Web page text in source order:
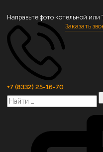
Направьте фото котельной или
+7 (8332) 25-16-70
Заказать